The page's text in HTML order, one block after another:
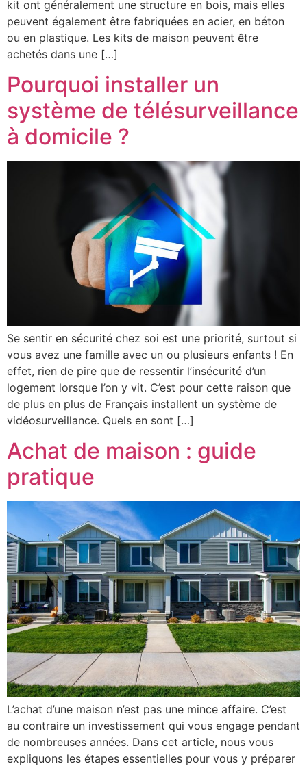
kit ont généralement une structure en bois, mais elles
peuvent également être fabriquées en acier, en béton
ou en plastique. Les kits de maison peuvent être
achetés dans une […]
Pourquoi installer un
système de télésurveillance
à domicile ?
Se sentir en sécurité chez soi est une priorité, surtout si
vous avez une famille avec un ou plusieurs enfants ! En
effet, rien de pire que de ressentir l’insécurité d’un
logement lorsque l’on y vit. C’est pour cette raison que
de plus en plus de Français installent un système de
vidéosurveillance. Quels en sont […]
Achat de maison : guide
pratique
L’achat d’une maison n’est pas une mince affaire. C’est
au contraire un investissement qui vous engage pendant
de nombreuses années. Dans cet article, nous vous
expliquons les étapes essentielles pour vous y préparer